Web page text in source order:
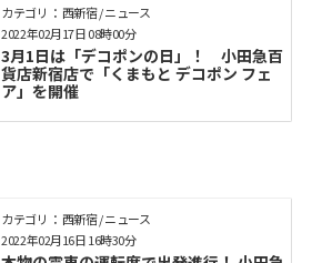
カテゴリ： 西新宿 / ニュース
3月1日は「デコポンの日」！ 小田急百
貨店新宿店で「くまもと デコポン フェ
ア」を開催
2022年02月17日 08時00分
カテゴリ： 西新宿 / ニュース
2022年02月16日 16時30分